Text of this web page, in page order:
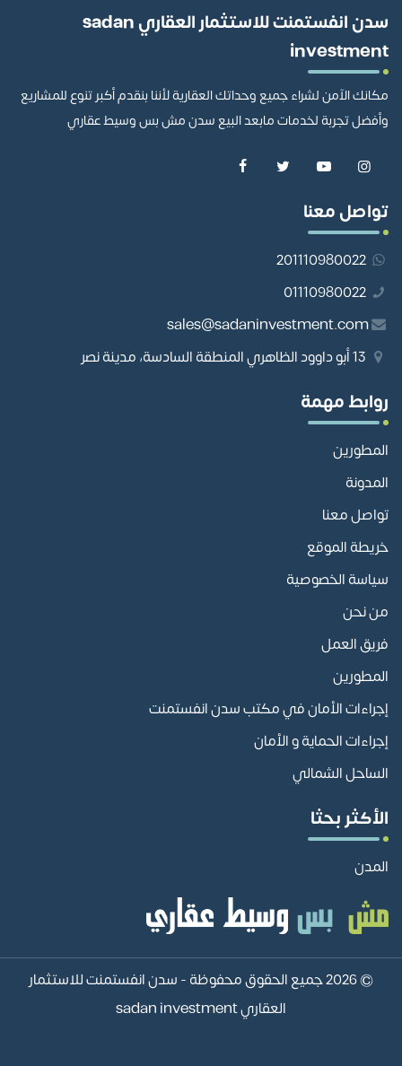
سدن انفستمنت للاستثمار العقاري sadan
investment
مكانك الآمن لشراء جميع وحداتك العقارية لأننا بنقدم أكبر تنوع للمشاريع
وأفضل تجربة لخدمات مابعد البيع سدن مش بس وسيط عقاري
تواصل معنا
201110980022
01110980022
sales@sadaninvestment.com
روابط مهمة
المطورين
المدونة
تواصل معنا
خريطة الموقع
سياسة الخصوصية
من نحن
فريق العمل
المطورين
إجراءات الأمان في مكتب سدن انفستمنت
إجراءات الحماية و الأمان
الساحل الشمالي
الأكثر بحثا
المدن
© 2026 جميع الحقوق محفوظة -
سدن انفستمنت للاستثمار
العقاري sadan investment